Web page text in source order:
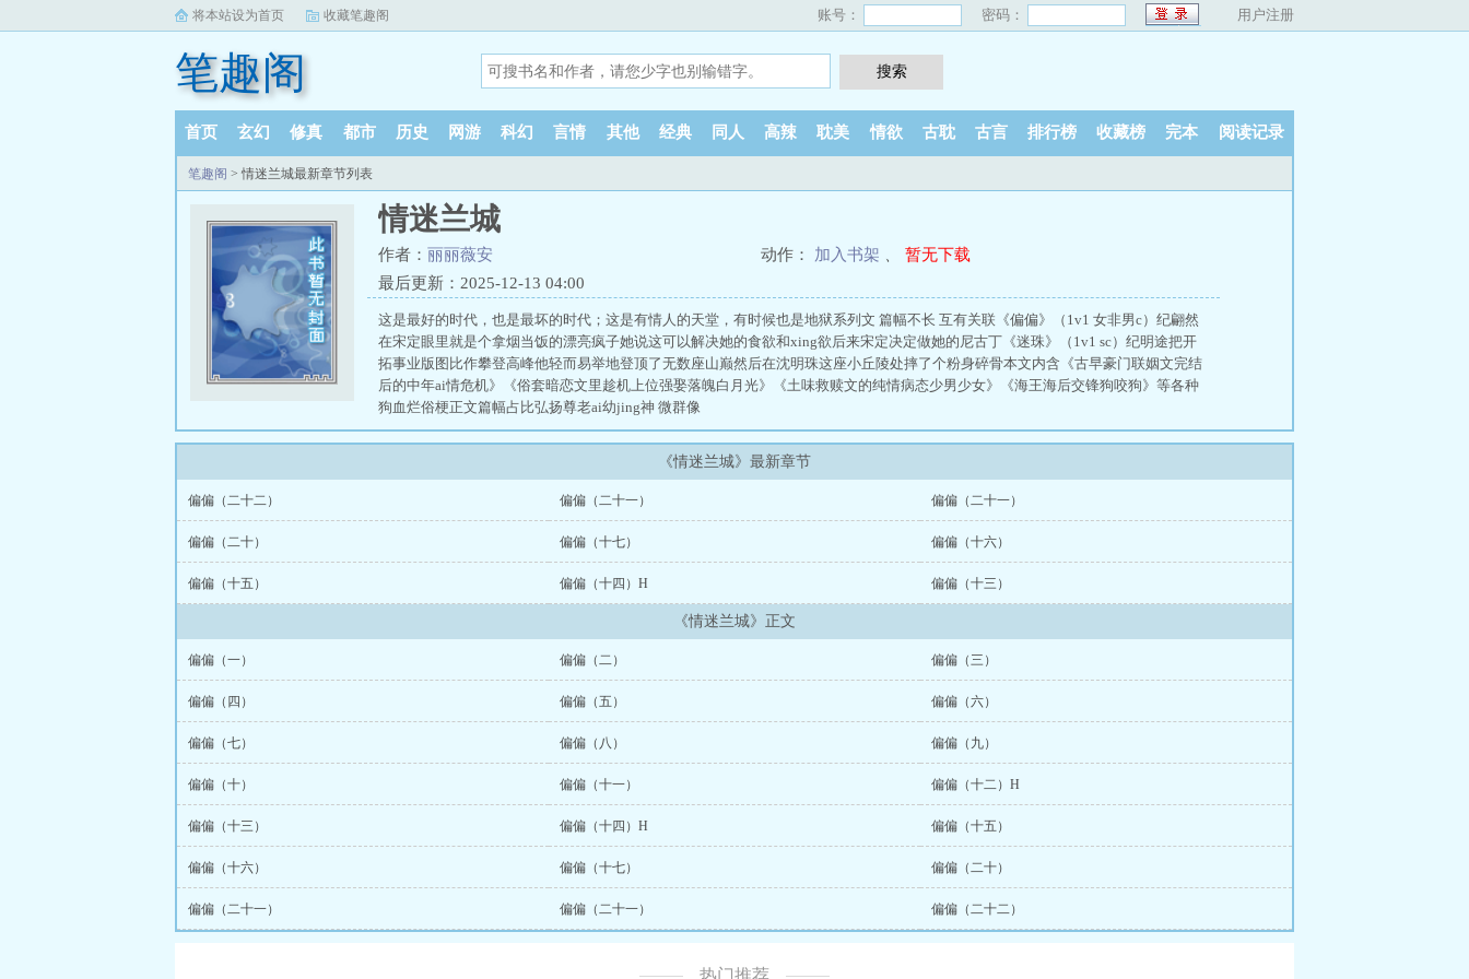
将本站设为首页 收藏笔趣阁 账号： 密码： 用户注册
笔趣阁
首页 玄幻 修真 都市 历史 网游 科幻 言情 其他 经典 同人 高辣 耽美 情欲 古耽 古言 排行榜 收藏榜 完本 阅读记录
笔趣阁 > 情迷兰城最新章节列表
情迷兰城
作者： 丽丽薇安 动作： 加入书架
暂无下载
最后更新：2025-12-13 04:00
这是最好的时代，也是最坏的时代；这是有情人的天堂，有时候也是地狱系列文 篇幅不长 互有关联《偏偏》（1v1 女非男c）纪翩然
在宋定眼里就是个拿烟当饭的漂亮疯子她说这可以解决她的食欲和xing欲后来宋定决定做她的尼古丁《迷珠》（1v1 sc）纪明途把开
拓事业版图比作攀登高峰他轻而易举地登顶了无数座山巅然后在沈明珠这座小丘陵处摔了个粉身碎骨本文内含《古早豪门联姻文完结
后的中年ai情危机》《俗套暗恋文里趁机上位强娶落魄白月光》《土味救赎文的纯情病态少男少女》《海王海后交锋狗咬狗》等各种
狗血烂俗梗正文篇幅占比弘扬尊老ai幼jing神 微群像
《情迷兰城》最新章节
偏偏（二十二） 偏偏（二十一） 偏偏（二十一）
偏偏（二十） 偏偏（十七） 偏偏（十六）
偏偏（十五） 偏偏（十四）H 偏偏（十三）
《情迷兰城》正文
偏偏（一） 偏偏（二） 偏偏（三）
偏偏（四） 偏偏（五） 偏偏（六）
偏偏（七） 偏偏（八） 偏偏（九）
偏偏（十） 偏偏（十一） 偏偏（十二）H
偏偏（十三） 偏偏（十四）H 偏偏（十五）
偏偏（十六） 偏偏（十七） 偏偏（二十）
偏偏（二十一） 偏偏（二十一） 偏偏（二十二）
热门推荐